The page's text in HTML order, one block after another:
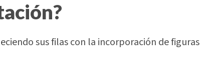
sus filas con la incorporación de figuras